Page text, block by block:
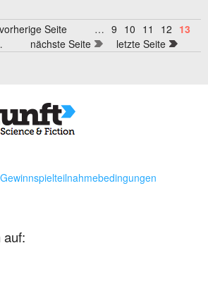
vorherige Seite … 9 10 11 12 13
nächste Seite letzte Seite
auf: